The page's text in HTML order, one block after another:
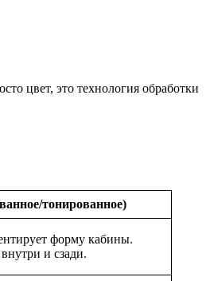
цвет, это технология обработки
тонированное)
форму кабины.
и сзади.